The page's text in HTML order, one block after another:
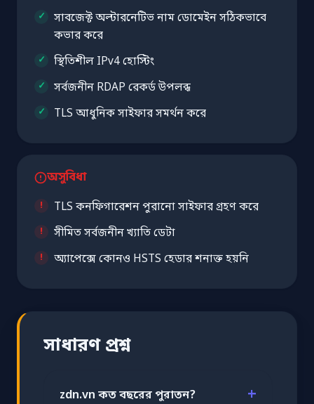
সাবজেক্ট অল্টারনেটিভ নাম ডোমেইন সঠিকভাবে
কভার করে
স্থিতিশীল IPv4 হোস্টিং
সর্বজনীন RDAP রেকর্ড উপলব্ধ
TLS আধুনিক সাইফার সমর্থন করে
অসুবিধা
TLS কনফিগারেশন পুরানো সাইফার গ্রহণ করে
সীমিত সর্বজনীন খ্যাতি ডেটা
অ্যাপেক্সে কোনও HSTS হেডার শনাক্ত হয়নি
সাধারণ প্রশ্ন
zdn.vn কত বছরের পুরাতন?